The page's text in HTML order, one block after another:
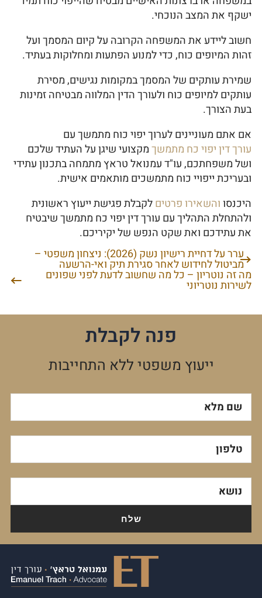
ישקף את המצב הנוכחי.
חשוב ליידע את המשפחה הקרובה על קיום המסמך ועל
זהות המיופים כוח, כדי למנוע הפתעות ומחלוקות בעתיד.
שמירת עותקים של המסמך במקומות נגישים, מסירת
עותקים למיופים כוח ולעורך הדין המלווה מבטיחה זמינות
בעת הצורך.
אם אתם מעוניינים לערוך יפוי כוח מתמשך עם
עורך דין יפוי כח מתמשךמקצועי שיגן על העתיד שלכם
ושל משפחתכם, עו"ד עמנואל טראץ מתמחה בתכנון עתידי
ובעריכת ייפויי כוח מתמשכים מותאמים אישית.
היכנסווהשאירו פרטיםלקבלת פגישת ייעוץ ראשונית
ולהתחלת התהליך עם עורך דין יפוי כח מתמשך שיבטיח
את עתידכם ואת שקט הנפש של יקיריכם.
ניווט
ערר על דחיית רישיון נשק (2026): ניצחון משפטי –
מביטול לחידוש לאחר סגירת תיק ואי-הרשעה
מה זה נוטריון – כל מה שחשוב לדעת לפני שפונים
לשירות נוטריוני
פנה לקבלת
ייעוץ משפטי ללא התחייבות
שם מלא
טלפון
נושא